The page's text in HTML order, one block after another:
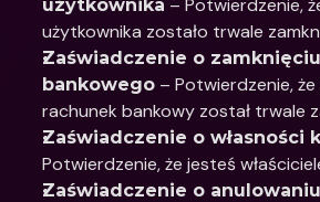
użytkownika – Potwierdzenie,
użytkownika zostało trwale
Zaświadczenie o
bankowego – Potwierdzenie,
rachunek bankowy został trwale
Zaświadczenie o własności
Potwierdzenie, że jesteś
Zaświadczenie o